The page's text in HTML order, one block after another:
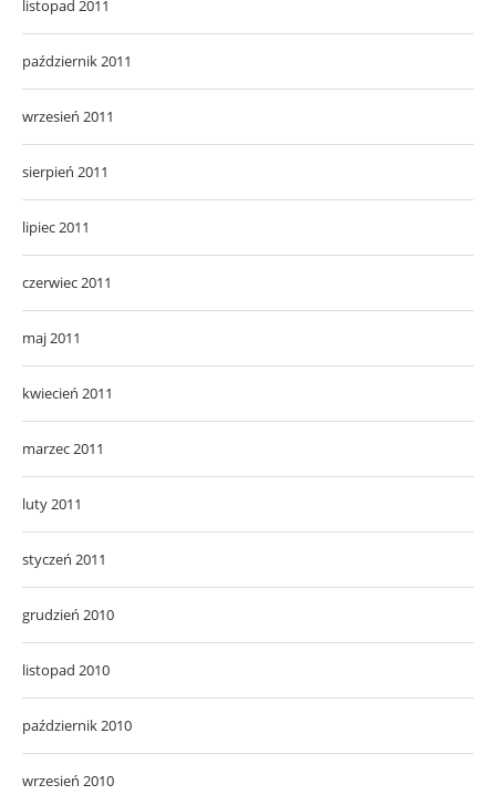
listopad 2011
październik 2011
wrzesień 2011
sierpień 2011
lipiec 2011
czerwiec 2011
maj 2011
kwiecień 2011
marzec 2011
luty 2011
styczeń 2011
grudzień 2010
listopad 2010
październik 2010
wrzesień 2010